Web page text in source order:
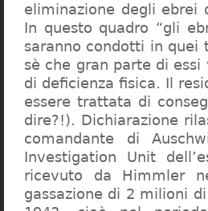
eliminazione degli ebrei
In questo quadro “gli
saranno condotti in quei
sè che gran parte di
di deficienza fisica. Il
essere trattata di
dire?!). Dichiarazione
comandante di
Investigation Unit
ricevuto da Himmler
gassazione di 2 milioni